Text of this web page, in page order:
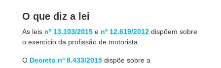
O que diz a lei
As leis nº 13.103/2015 e nº 12.619/2012 dispõem sobre
o exercício da profissão de motorista.
O Decreto nº 8.433/2015 dispõe sobre a